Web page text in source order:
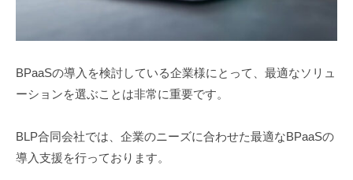
BPaaSの導入を検討している企業様にとって、最適なソリュ
ーションを選ぶことは非常に重要です。
BLP合同会社では、企業のニーズに合わせた最適なBPaaSの
導入支援を行っております。